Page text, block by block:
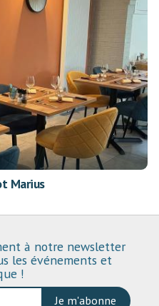
Marius
à notre newsletter
les événements et
!
Je m'abonne